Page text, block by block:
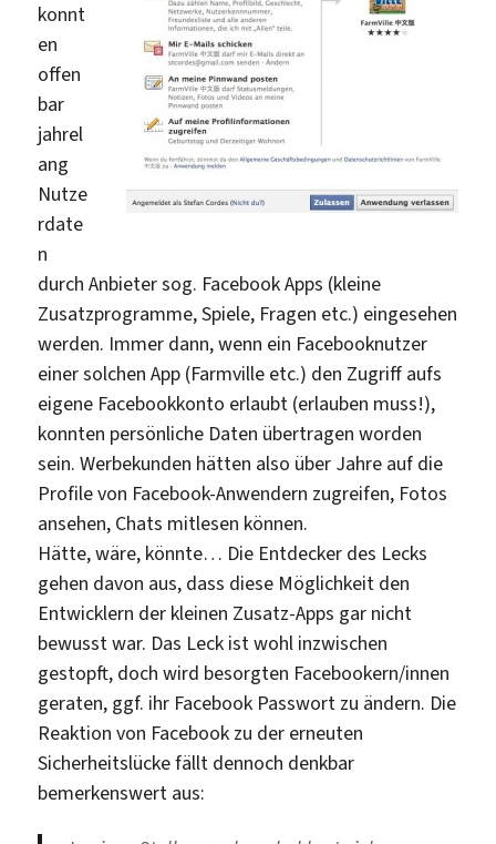
konnt
en
offen
bar
jahrel
ang
Nutze
rdate
n
durch Anbieter sog. Facebook Apps (kleine
Zusatzprogramme, Spiele, Fragen etc.) eingesehen
werden. Immer dann, wenn ein Facebooknutzer
einer solchen App (Farmville etc.) den Zugriff aufs
eigene Facebookkonto erlaubt (erlauben muss!),
konnten persönliche Daten übertragen worden
sein. Werbekunden hätten also über Jahre auf die
Profile von Facebook-Anwendern zugreifen, Fotos
ansehen, Chats mitlesen können.
Hätte, wäre, könnte… Die Entdecker des Lecks
gehen davon aus, dass diese Möglichkeit den
Entwicklern der kleinen Zusatz-Apps gar nicht
bewusst war. Das Leck ist wohl inzwischen
gestopft, doch wird besorgten Facebookern/innen
geraten, ggf. ihr Facebook Passwort zu ändern. Die
Reaktion von Facebook zu der erneuten
Sicherheitslücke fällt dennoch denkbar
bemerkenswert aus: